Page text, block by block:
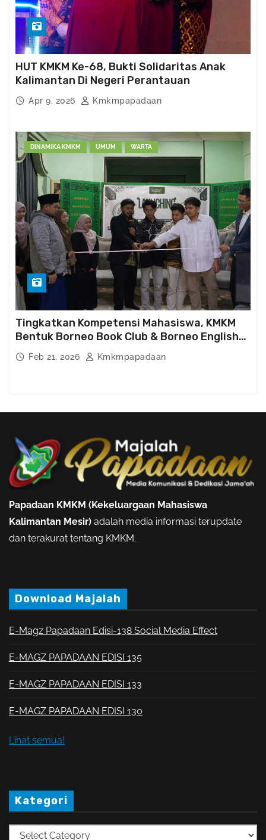
HUT KMKM Ke-68, Bukti Solidaritas Anak
Kalimantan Di Negeri Perantauan
Apr 9, 2026 Kmkmpapadaan
DINAMIKA KMKM UMUM WARTA
Tingkatkan Kompetensi Mahasiswa, KMKM
Bentuk Borneo Book Club & Borneo English
ClubFeb 21, 2026 Kmkmpapadaan
Papadaan KMKM (Kekeluargaan Mahasiswa
Kalimantan Mesir) adalah media informasi terupdate
dan terakurat tentang KMKM.
Download Majalah
E-Magz Papadaan Edisi-138 Social Media Effect
E-MAGZ PAPADAAN EDISI 135
E-MAGZ PAPADAAN EDISI 133
E-MAGZ PAPADAAN EDISI 130
Lihat semua!
Kategori